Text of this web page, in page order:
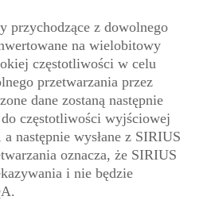
przychodzące z dowolnego
na wielobitowy
częstotliwości w celu
przetwarzania przez
dane zostaną następnie
częstotliwości wyjściowej
następnie wysłane z SIRIUS
oznacza, że SIRIUS
i nie będzie